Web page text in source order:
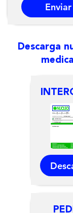
Descarga